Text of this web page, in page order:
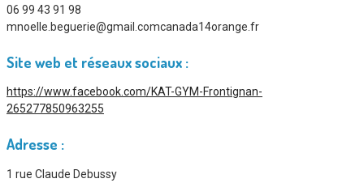
06 99 43 91 98
mnoelle.beguerie@gmail.comcanada14orange.fr
Site web et réseaux sociaux :
https://www.facebook.com/KAT-GYM-Frontignan-
265277850963255
Adresse :
1 rue Claude Debussy